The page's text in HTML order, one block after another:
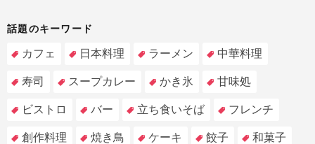
話題のキーワード
カフェ 日本料理 ラーメン 中華料理
寿司 スープカレー かき氷 甘味処
ビストロ バー 立ち食いそば フレンチ
創作料理 焼き鳥 ケーキ 餃子 和菓子